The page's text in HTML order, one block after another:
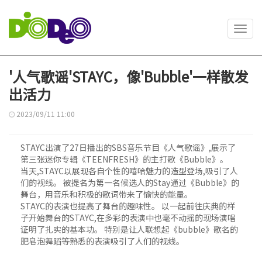
'人气歌谣'STAYC，像'Bubble'一样散发
出活力
2023/09/11 11:00
STAYC出演了27日播出的SBS音乐节目《人气歌谣》,展示了
第三张迷你专辑《TEENFRESH》的主打歌《Bubble》。
当天,STAYC以展现各自个性的嘻哈魅力的造型登场,吸引了人
们的视线。 被提名为第一名候选人的Stay通过《Bubble》的
舞台，用音乐和积极的歌词带来了愉快的能量。
STAYC的表演也提高了舞台的趣味性。 以一起前往庆典的样
子开始舞台的STAYC,在多彩的表演中也毫不动摇的现场演唱
证明了扎实的基本功。 特别是让人联想起《bubble》歌名的
肥皂泡舞蹈等熟悉的表演吸引了人们的视线。